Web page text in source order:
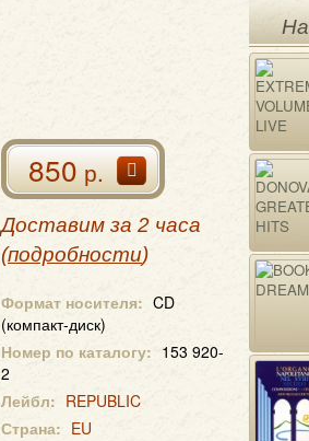
850р.
Доставим за 2 часа
(подробности)
Формат носителя: CD
(компакт-диск)
Номер по каталогу: 153 920-
2
Лейбл: REPUBLIC
Страна: EU